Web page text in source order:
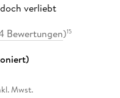
verliebt
Bewertungen)15
Mwst.